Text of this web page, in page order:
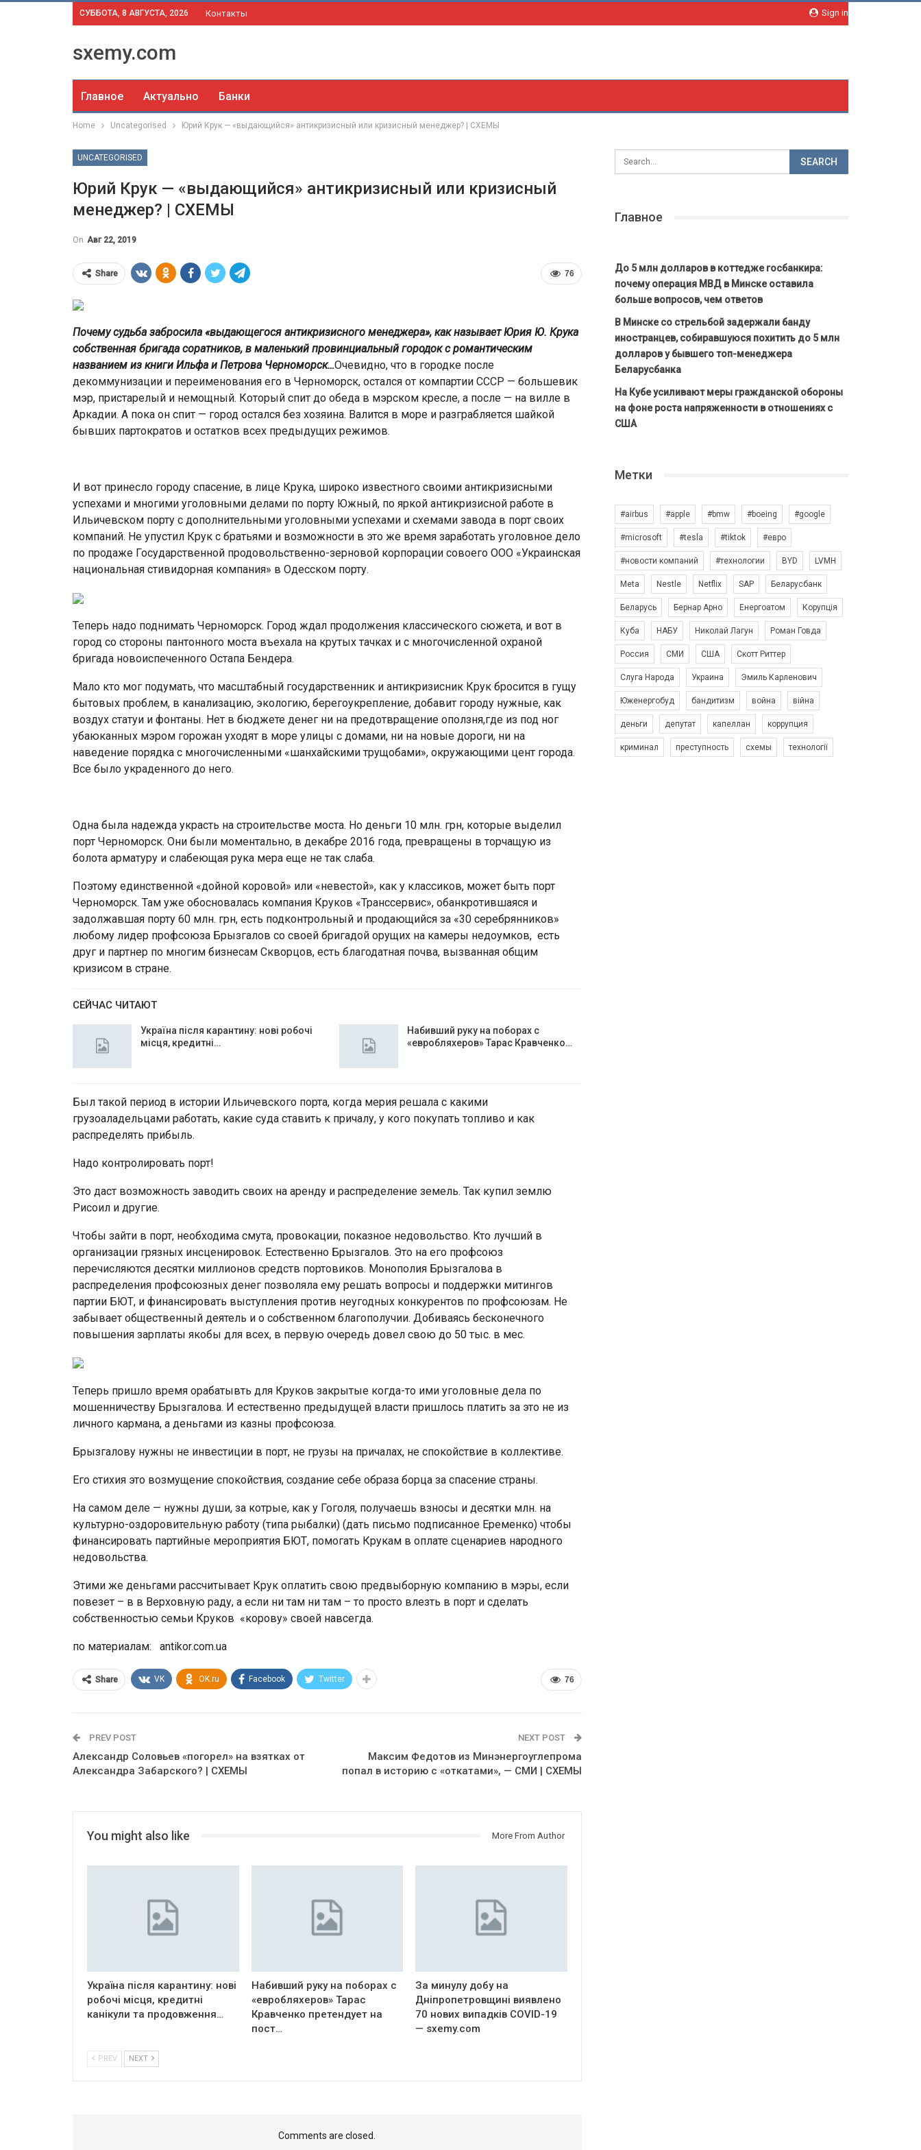
Sign in
СУББОТА, 8 АВГУСТА, 2026 Контакты
sxemy.com
Главное Актуально Банки
Home Uncategorised Юрий Крук — «выдающийся» антикризисный или кризисный менеджер? | СХЕМЫ
UNCATEGORISED
Юрий Крук — «выдающийся» антикризисный или кризисный
менеджер? | СХЕМЫ
On Авг 22, 2019
76
Share
Почему судьба забросила «выдающегося антикризисного менеджера», как называет Юрия Ю. Крука
собственная бригада соратников, в маленький провинциальный городок с романтическим
названием из книги Ильфа и Петрова Черноморск…Очевидно, что в городке после
декоммунизации и переименования его в Черноморск, остался от компартии СССР — большевик
мэр, пристарелый и немощный. Который спит до обеда в мэрском кресле, а после — на вилле в
Аркадии. А пока он спит — город остался без хозяина. Валится в море и разграбляется шайкой
бывших партократов и остатков всех предыдущих режимов.
И вот принесло городу спасение, в лице Крука, широко известного своими антикризисными
успехами и многими уголовными делами по порту Южный, по яркой антикризисной работе в
Ильичевском порту с дополнительными уголовными успехами и схемами завода в порт своих
компаний. Не упустил Крук с братьями и возможности в это же время заработать уголовное дело
по продаже Государственной продовольственно-зерновой корпорации совоего ООО «Украинская
национальная стивидорная компания» в Одесском порту.
Теперь надо поднимать Черноморск. Город ждал продолжения классического сюжета, и вот в
город со стороны пантонного моста въехала на крутых тачках и с многочисленной охраной
бригада новоиспеченного Остапа Бендера.
Мало кто мог подумать, что масштабный государственник и антикризисник Крук бросится в гущу
бытовых проблем, в канализацию, экологию, берегоукрепление, добавит городу нужные, как
воздух статуи и фонтаны. Нет в бюджете денег ни на предотвращение оползня,где из под ног
убаюканных мэром горожан уходят в море улицы с домами, ни на новые дороги, ни на
наведение порядка с многочисленными «шанхайскими трущобами», окружающими цент города.
Все было украденного до него.
Одна была надежда украсть на строительстве моста. Но деньги 10 млн. грн, которые выделил
порт Черноморск. Они были моментально, в декабре 2016 года, превращены в торчащую из
болота арматуру и слабеющая рука мера еще не так слаба.
Поэтому единственной «дойной коровой» или «невестой», как у классиков, может быть порт
Черноморск. Там уже обосновалась компания Круков «Транссервис», обанкротившаяся и
задолжавшая порту 60 млн. грн, есть подконтрольный и продающийся за «30 серебрянников»
любому лидер профсоюза Брызгалов со своей бригадой орущих на камеры недоумков, есть
друг и партнер по многим бизнесам Скворцов, есть благодатная почва, вызванная общим
кризисом в стране.
СЕЙЧАС ЧИТАЮТ
Україна після карантину: нові робочі
місця, кредитні…
Набивший руку на поборах с
«евробляхеров» Тарас Кравченко…
Был такой период в истории Ильичевского порта, когда мерия решала с какими
грузоаладельцами работать, какие суда ставить к причалу, у кого покупать топливо и как
распределять прибыль.
Надо контролировать порт!
Это даст возможность заводить своих на аренду и распределение земель. Так купил землю
Рисоил и другие.
Чтобы зайти в порт, необходима смута, провокации, показное недовольство. Кто лучший в
организации грязных инсценировок. Естественно Брызгалов. Это на его профсоюз
перечисляются десятки миллионов средств портовиков. Монополия Брызгалова в
распределения профсоюзных денег позволяла ему решать вопросы и поддержки митингов
партии БЮТ, и финансировать выступления против неугодных конкурентов по профсоюзам. Не
забывает общественный деятель и о собственном благополучии. Добиваясь бесконечного
повышения зарплаты якобы для всех, в первую очередь довел свою до 50 тыс. в мес.
Теперь пришло время орабатывть для Круков закрытые когда-то ими уголовные дела по
мошенничеству Брызгалова. И естественно предыдущей власти пришлось платить за это не из
личного кармана, а деньгами из казны профсоюза.
Брызгалову нужны не инвестиции в порт, не грузы на причалах, не спокойствие в коллективе.
Его стихия это возмущение спокойствия, создание себе образа борца за спасение страны.
На самом деле — нужны души, за котрые, как у Гоголя, получаешь взносы и десятки млн. на
культурно-оздоровительную работу (типа рыбалки) (дать письмо подписанное Еременко) чтобы
финансировать партийные мероприятия БЮТ, помогать Крукам в оплате сценариев народного
недовольства.
Этими же деньгами рассчитывает Крук оплатить свою предвыборную компанию в мэры, если
повезет – в в Верховную раду, а если ни там ни там – то просто влезть в порт и сделать
собственностью семьи Круков «корову» своей навсегда.
по материалам: antikor.com.ua
76
Share VK OK.ru Facebook Twitter
PREV POST
Александр Соловьев «погорел» на взятках от
Александра Забарского? | СХЕМЫ
NEXT POST
Максим Федотов из Минэнергоуглепрома
попал в историю с «откатами», — СМИ | СХЕМЫ
You might also like More From Author
Україна після карантину: нові
робочі місця, кредитні
канікули та продовження…
Набивший руку на поборах с
«евробляхеров» Тарас
Кравченко претендует на
пост…
За минулу добу на
Дніпропетровщині виявлено
70 нових випадків COVID-19
— sxemy.com
PREV NEXT
Comments are closed.
Главное
До 5 млн долларов в коттедже госбанкира:
почему операция МВД в Минске оставила
больше вопросов, чем ответов
В Минске со стрельбой задержали банду
иностранцев, собиравшуюся похитить до 5 млн
долларов у бывшего топ-менеджера
Беларусбанка
На Кубе усиливают меры гражданской обороны
на фоне роста напряженности в отношениях с
США
Метки
#airbus #apple #bmw #boeing #google
#microsoft #tesla #tiktok #евро
#новости компаний #технологии BYD LVMH
Meta Nestle Netflix SAP Беларусбанк
Беларусь Бернар Арно Енергоатом Корупція
Куба НАБУ Николай Лагун Роман Говда
Россия СМИ США Скотт Риттер
Слуга Народа Украина Эмиль Карленович
Юженергобуд бандитизм война війна
деньги депутат капеллан коррупция
криминал преступность схемы технології